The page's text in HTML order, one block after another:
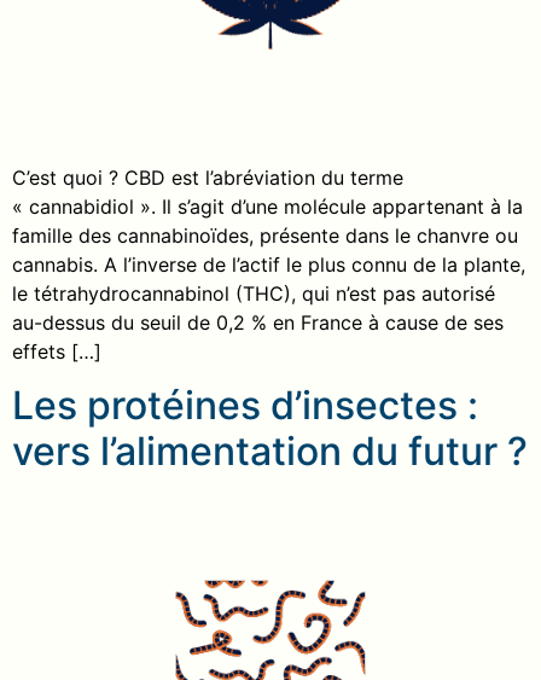
C’est quoi ? CBD est l’abréviation du terme
« cannabidiol ». Il s’agit d’une molécule appartenant à la
famille des cannabinoïdes, présente dans le chanvre ou
cannabis. A l’inverse de l’actif le plus connu de la plante,
le tétrahydrocannabinol (THC), qui n’est pas autorisé
au-dessus du seuil de 0,2 % en France à cause de ses
effets […]
Les protéines d’insectes :
vers l’alimentation du futur ?